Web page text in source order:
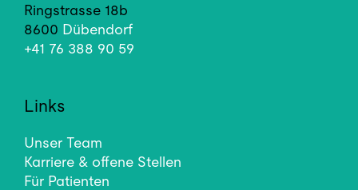
Ringstrasse 18b
8600 Dübendorf
+41 76 388 90 59
Links
Unser Team
Karriere & offene Stellen
Für Patienten